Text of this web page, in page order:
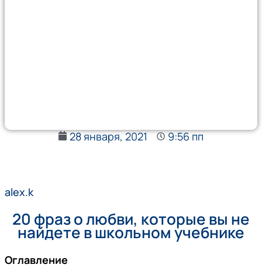
28 января, 2021 9:56 пп
alex.k
20 фраз о любви, которые вы не
найдете в школьном учебнике
Оглавление